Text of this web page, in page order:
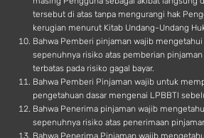
tersebut di atas tanpa mengurangi hak
kerugian menurut Kitab Undang-Undang
Bahwa Pemberi pinjaman wajib
sepenuhnya risiko atas pemberian
terbatas pada risiko gagal bayar.
Bahwa Pemberi Pinjaman wajib untuk
pengetahuan dasar mengenai LPBBTI
Bahwa Penerima pinjaman wajib
sepenuhnya risiko atas penerimaan
Bahwa Penerima Pinjaman wajib